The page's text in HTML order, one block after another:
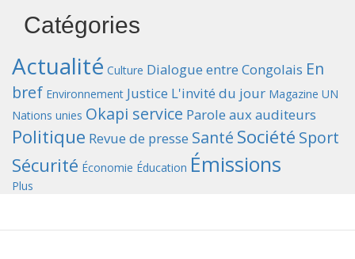
Catégories
Actualité Culture Dialogue entre Congolais En
bref Environnement Justice L'invité du jour Magazine UN
Nations unies Okapi service Parole aux auditeurs
Politique Revue de presse Santé Société Sport
Sécurité Économie Éducation Émissions
Plus